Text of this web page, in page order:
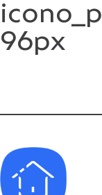
Saltar
al
contenido
96px